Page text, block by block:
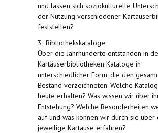
und lassen sich soziokulturelle
der Nutzung verschiedener
feststellen?
3; Bibliothekskataloge
Über die Jahrhunderte entstanden in
Kartäuserbibliotheken Kataloge in
unterschiedlicher Form, die den
Bestand verzeichneten. Welche
heute erhalten? Was wissen wir über
Entstehung? Welche Besonderheiten
auf und was können wir durch sie über
jeweilige Kartause erfahren?